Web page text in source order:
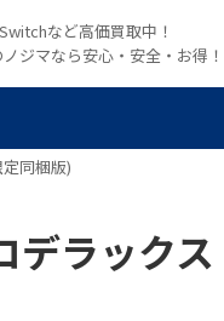
など高価買取中！
ジマなら安心・安全・お得！
同梱版)
デラック